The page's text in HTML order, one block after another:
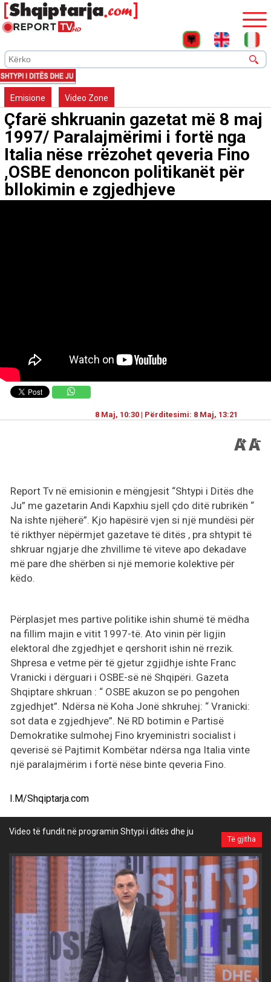
Emisione Video Zone
Çfarë shkruanin gazetat më 8 maj
1997/ Paralajmërimi i fortë nga
Italia nëse rrëzohet qeveria Fino
,OSBE denoncon politikanët për
bllokimin e zgjedhjeve
8 Maj, 10:30 | Përditesimi: 8 Maj, 13:21
Report Tv në emisionin e mëngjesit “Shtypi i Ditës dhe
Ju” me gazetarin Andi Kapxhiu sjell çdo ditë rubrikën “
Na ishte njëherë”. Kjo hapësirë vjen si një mundësi për
të rikthyer nëpërmjet gazetave të ditës , pra shtypit të
shkruar ngjarje dhe zhvillime të viteve apo dekadave
më pare dhe shërben si një memorie kolektive për
këdo.
Përplasjet mes partive politike ishin shumë të mëdha
na fillim majin e vitit 1997-të. Ato vinin për ligjin
elektoral dhe zgjedhjet e qershorit ishin në rrezik.
Shpresa e vetme për të gjetur zgjidhje ishte Franc
Vranicki i dërguari i OSBE-së në Shqipëri. Gazeta
Shqiptare shkruan : “ OSBE akuzon se po pengohen
zgjedhjet”. Ndërsa në Koha Jonë shkruhej: “ Vranicki:
sot data e zgjedhjeve”. Në RD botimin e Partisë
Demokratike sulmohej Fino kryeministri socialist i
qeverisë së Pajtimit Kombëtar ndërsa nga Italia vinte
një paralajmërim i fortë nëse binte qeveria Fino.
I.M/Shqiptarja.com
Video të fundit në programin Shtypi i ditës dhe ju
Të gjitha